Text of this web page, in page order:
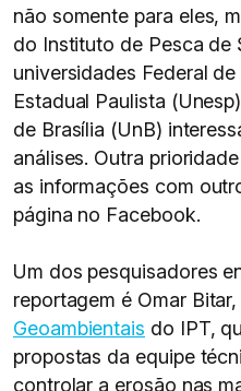
não somente para eles,
do Instituto de Pesca de
universidades Federal
Estadual Paulista
de Brasília (UnB)
análises. Outra
as informações com
página no Facebook.
Um dos pesquisadores
reportagem é Omar
Geoambientais do IPT,
propostas da equipe
controlar a erosão nas